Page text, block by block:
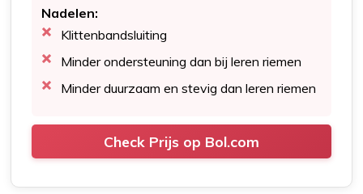
Nadelen:
Klittenbandsluiting
Minder ondersteuning dan bij leren riemen
Minder duurzaam en stevig dan leren riemen
Check Prijs op Bol.com